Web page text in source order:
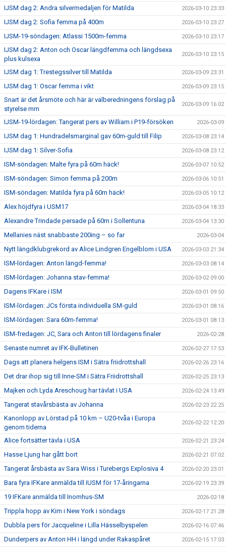
IJSM dag 2: Andra silvermedaljen för Matilda 2026-03-10 23:33
IJSM dag 2: Sofia femma på 400m 2026-03-10 23:27
IJSM-19-söndagen: Atlassi 1500m-femma 2026-03-10 23:17
IJSM dag 2: Anton och Oscar längdfemma och längdsexa
plus kulsexa
2026-03-10 23:15
IJSM dag 1: Trestegssilver till Matilda 2026-03-09 23:31
IJSM dag 1: Oscar femma i vikt 2026-03-09 23:15
Snart är det årsmöte och här är valberedningens förslag på
styrelse mm
2026-03-09 16:02
IJSM-19-lördagen: Tangerat pers av William i P19-försöken 2026-03-09
IJSM dag 1: Hundradelsmarginal gav 60m-guld till Filip 2026-03-08 23:14
IJSM dag 1: Silver-Sofia 2026-03-08 23:12
ISM-söndagen: Malte fyra på 60m häck! 2026-03-07 10:52
ISM-söndagen: Simon femma på 200m 2026-03-06 10:51
ISM-söndagen: Matilda fyra på 60m häck! 2026-03-05 10:12
Alex höjdfyra i USM17 2026-03-04 18:33
Alexandre Trindade persade på 60m i Sollentuna 2026-03-04 13:30
Mellanies näst snabbaste 200ing – so far 2026-03-04
Nytt längdklubgrekord av Alice Lindgren Engelblom i USA 2026-03-03 21:34
ISM-lördagen: Anton längd-femma! 2026-03-03 08:14
ISM-lördagen: Johanna stav-femma! 2026-03-02 09:00
Dagens IFKare i ISM 2026-03-01 09:50
ISM-lördagen: JCs första individuella SM-guld 2026-03-01 08:16
ISM-lördagen: Sara 60m-femma! 2026-03-01 08:13
ISM-fredagen: JC, Sara och Anton till lördagens finaler 2026-02-28
Senaste numret av IFK-Bulletinen 2026-02-27 17:53
Dags att planera helgens ISM i Sätra friidrottshall 2026-02-26 23:16
Det drar ihop sig till Inne-SM i Sätra Friidrottshall 2026-02-25 23:13
Majken och Lyda Areschoug har tävlat i USA 2026-02-24 13:49
Tangerat stavårsbästa av Johanna 2026-02-23 22:25
Kanonlopp av Lörstad på 10 km – U20-tvåa i Europa
genom tiderna
2026-02-22 12:20
Alice fortsätter tävla i USA 2026-02-21 23:24
Hasse Ljung har gått bort 2026-02-21 07:02
Tangerat årsbästa av Sara Wiss i Turebergs Explosiva 4 2026-02-20 23:01
Bara fyra IFKare anmälda till IUSM för 17-åringarna 2026-02-19 23:39
19 IFKare anmälda till Inomhus-SM 2026-02-18
Trippla hopp av Kim i New York i söndags 2026-02-17 21:28
Dubbla pers för Jacqueline i Lilla Hässelbyspelen 2026-02-16 07:46
Dunderpers av Anton HH i längd under Rakaspåret 2026-02-15 17:03